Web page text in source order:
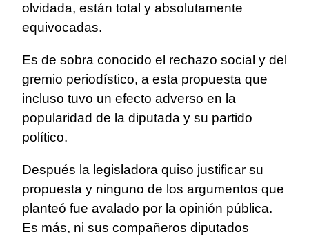
olvidada, están total y absolutamente
equivocadas.
Es de sobra conocido el rechazo social y del
gremio periodístico, a esta propuesta que
incluso tuvo un efecto adverso en la
popularidad de la diputada y su partido
político.
Después la legisladora quiso justificar su
propuesta y ninguno de los argumentos que
planteó fue avalado por la opinión pública.
Es más, ni sus compañeros diputados